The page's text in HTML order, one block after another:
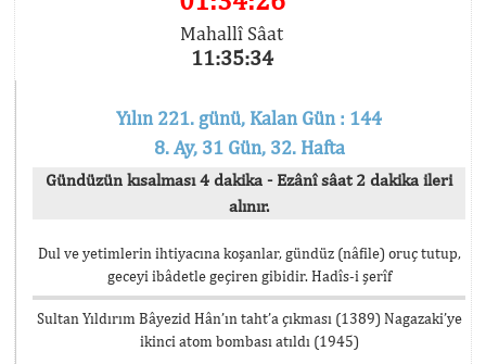
Mahallî Sâat
11:35:34
Yılın 221. günü, Kalan Gün : 144
8. Ay, 31 Gün, 32. Hafta
Gündüzün kısalması 4 dakika - Ezânî sâat 2 dakika ileri
alınır.
Dul ve yetimlerin ihtiyacına koşanlar, gündüz (nâfile) oruç tutup,
geceyi ibâdetle geçiren gibidir. Hadîs-i şerîf
Sultan Yıldırım Bâyezid Hân’ın taht’a çıkması (1389) Nagazaki’ye
ikinci atom bombası atıldı (1945)